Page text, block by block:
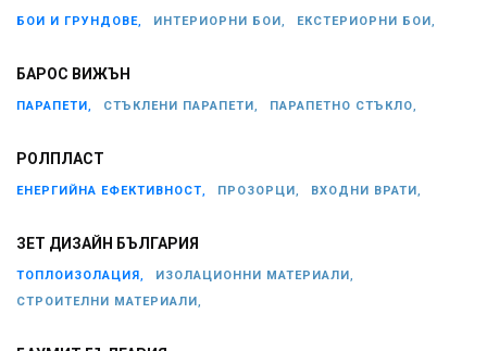
БОИ И ГРУНДОВЕ, ИНТЕРИОРНИ БОИ, ЕКСТЕРИОРНИ БОИ,
БАРОС ВИЖЪН
ПАРАПЕТИ, СТЪКЛЕНИ ПАРАПЕТИ, ПАРАПЕТНО СТЪКЛО,
РОЛПЛАСТ
ЕНЕРГИЙНА ЕФЕКТИВНОСТ, ПРОЗОРЦИ, ВХОДНИ ВРАТИ,
ЗЕТ ДИЗАЙН БЪЛГАРИЯ
ТОПЛОИЗОЛАЦИЯ,
ИЗОЛАЦИОННИ МАТЕРИАЛИ,
СТРОИТЕЛНИ МАТЕРИАЛИ,